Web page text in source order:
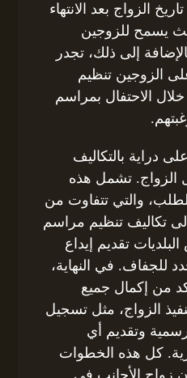
الزواج بعد الانتهاء
يسمح للزوجين
إلى ذلك، تجدر
الزوجين تنظيم
الاحتفال بمراسم
دراية بالتكاليف
الزواج. تشمل هذه
والتي تتفاوت من
تكاليف تنظيم مراسم
تقديم إيداع
للجفاف. في النهاية،
من إكمال جميع
الزواج، مثل تسجيل
وتقديم أي
كل هذه الخطوات